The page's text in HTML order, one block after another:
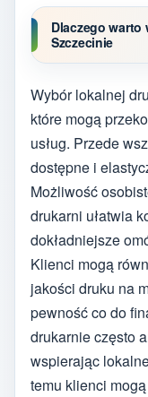
Dlaczego
Szczecinie
Wybór lokalnej
które mogą
usług. Przede
dostępne i
Możliwość
drukarni ułatwia
dokładniejsze
Klienci mogą
jakości druku na
pewność co do
drukarnie często
wspierając
temu klienci